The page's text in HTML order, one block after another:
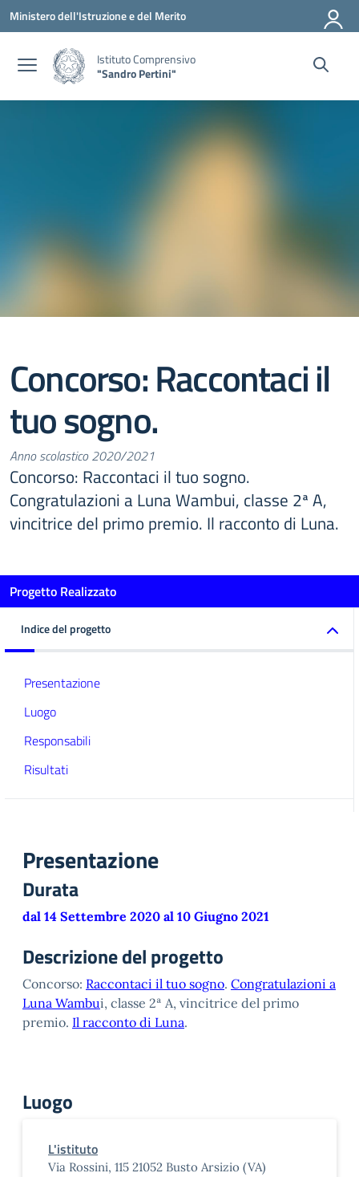
Vai ai contenuti
Vai al menu di navigazione
Vai al footer
Ministero dell'Istruzione e del Merito
Istituto Comprensivo
"Sandro Pertini"
Concorso: Raccontaci il
tuo sogno.
Anno scolastico 2020/2021
Concorso: Raccontaci il tuo sogno.
Congratulazioni a Luna Wambui, classe 2ª A,
vincitrice del primo premio. Il racconto di Luna.
Progetto Realizzato
Indice del progetto
Presentazione
Luogo
Responsabili
Risultati
Presentazione
Durata
dal 14 Settembre 2020 al 10 Giugno 2021
Descrizione del progetto
Concorso: Raccontaci il tuo sogno. Congratulazioni a
Luna Wambui, classe 2ª A, vincitrice del primo
premio. Il racconto di Luna.
Luogo
L'istituto
Via Rossini, 115 21052 Busto Arsizio (VA)